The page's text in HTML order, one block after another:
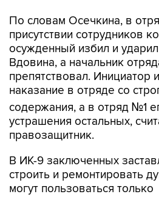
По словам Осечкина, в
присутствии сотрудников
осужденный избил и
Вдовина, а начальник
препятствовал. Инициатор
наказание в отряде со
содержания, а в отряд №1
устрашения остальных,
правозащитник.
В ИК-9 заключенных
строить и ремонтировать
могут пользоваться только